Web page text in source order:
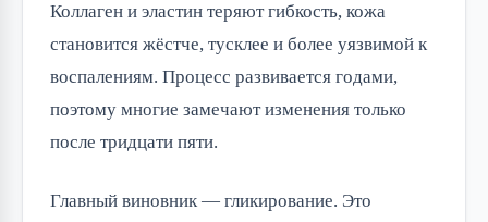
Коллаген и эластин теряют гибкость, кожа
становится жёстче, тусклее и более уязвимой к
воспалениям. Процесс развивается годами,
поэтому многие замечают изменения только
после тридцати пяти.
Главный виновник — гликирование. Это